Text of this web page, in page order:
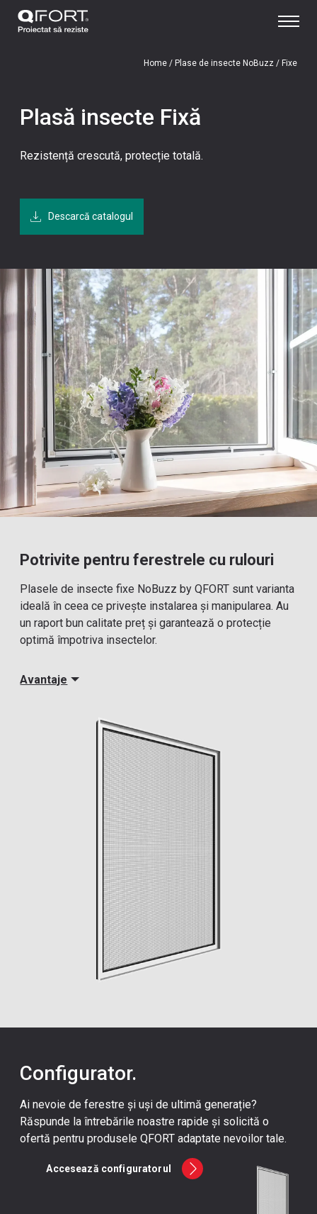
Home/ Plase de insecte NoBuzz/ Fixe
Plasă insecte Fixă
Rezistență crescută, protecție totală.
Descarcă catalogul
Potrivite pentru ferestrele cu rulouri
Plasele de insecte fixe NoBuzz by QFORT sunt varianta
ideală în ceea ce privește instalarea și manipularea. Au
un raport bun calitate preț și garantează o protecție
optimă împotriva insectelor.
Avantaje
Configurator.
Ai nevoie de ferestre și uși de ultimă generație?
Răspunde la întrebările noastre rapide și solicită o
ofertă pentru produsele QFORT adaptate nevoilor tale.
Accesează configuratorul